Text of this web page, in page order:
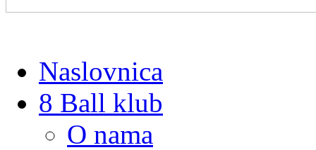
Naslovnica
8 Ball klub
O nama